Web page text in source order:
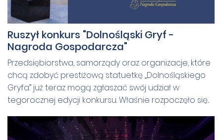
Ruszył konkurs "Dolnośląski Gryf -
Nagroda Gospodarcza"
Przedsiębiorstwa, samorządy oraz organizacje, które
chcą zdobyć prestiżową statuetkę „Dolnośląskiego
Gryfa” już teraz mogą zgłaszać swój udział w
tegorocznej edycji konkursu. Właśnie rozpoczęło się...